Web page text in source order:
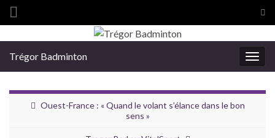
Search for:
Trégor Badminton
Ouest-France : « Quand le volant s’élance dans le bon
sens »